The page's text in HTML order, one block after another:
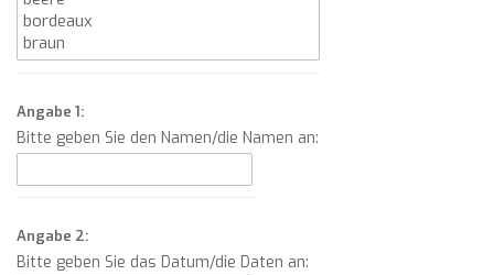
Angabe 1:
Bitte geben Sie den Namen/die Namen an:
Angabe 2:
Bitte geben Sie das Datum/die Daten an: